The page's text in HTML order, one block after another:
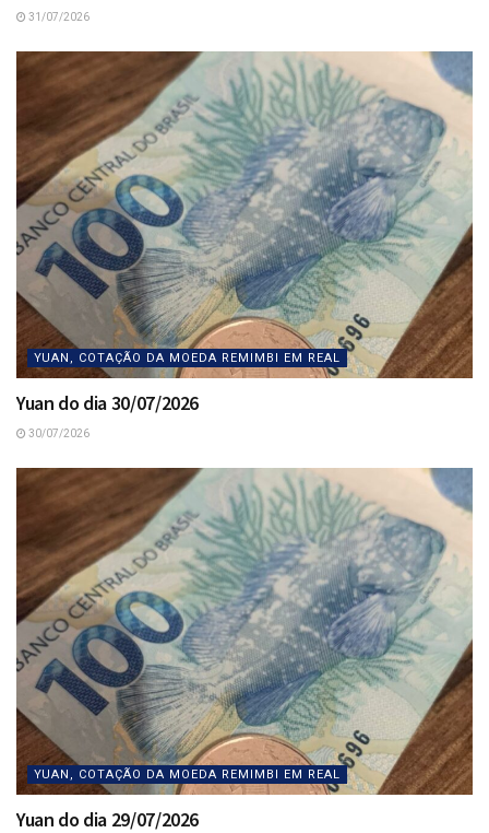
31/07/2026
YUAN, COTAÇÃO DA MOEDA REMIMBI EM REAL
Yuan do dia 30/07/2026
30/07/2026
YUAN, COTAÇÃO DA MOEDA REMIMBI EM REAL
Yuan do dia 29/07/2026